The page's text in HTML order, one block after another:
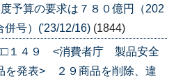
予算の要求は７８０億円（202
併号）('23/12/16) (1844)
□□１４９ <消費者庁 製品安全
を発表> ２９商品を削除、違